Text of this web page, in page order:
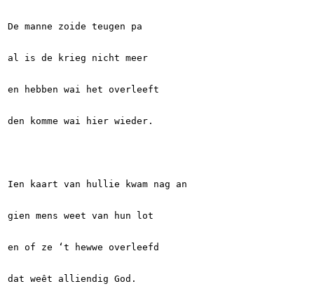
De manne zoide teugen pa
al is de krieg nicht meer
en hebben wai het overleeft
den komme wai hier wieder.
Ien kaart van hullie kwam nag an
gien mens weet van hun lot
en of ze ‘t hewwe overleefd
dat weêt alliendig God.